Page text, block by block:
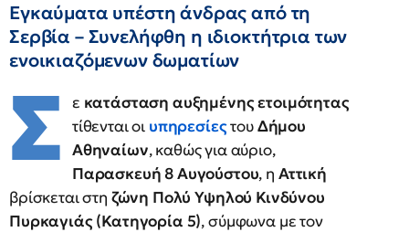
Εγκαύματα υπέστη άνδρας από τη
Σερβία – Συνελήφθη η ιδιοκτήτρια των
ενοικιαζόμενων δωματίων
Σ ε κατάσταση αυξημένης ετοιμότητας
τίθενται οι υπηρεσίεςτουΔήμου
Αθηναίων, καθώς για αύριο,
Παρασκευή 8 Αυγούστου, η Αττική
βρίσκεται στη ζώνη Πολύ Υψηλού Κινδύνου
Πυρκαγιάς (Κατηγορία 5), σύμφωνα με τον